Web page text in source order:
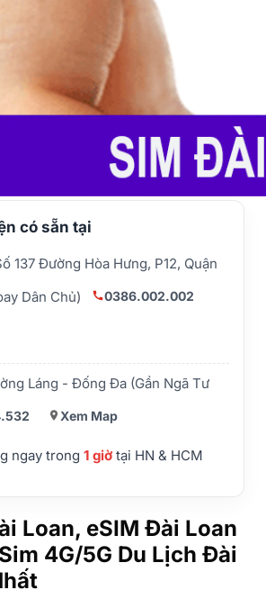
có sẵn tại
137 Đường Hòa Hưng, P12, Quận
Dân Chủ)
0386.002.002
Láng - Đống Đa (Gần Ngã Tư
Xem Map
ngay trong 1 giờtại HN & HCM
Loan, eSIM Đài Loan
4G/5G Du Lịch Đài